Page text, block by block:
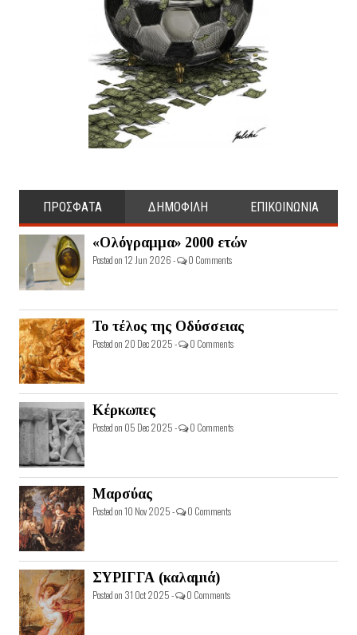
ΠΡΟΣΦΑΤΑ ΔΗΜΟΦΙΛΗ ΕΠΙΚΟΙΝΩΝΙΑ
«Ολόγραμμα» 2000 ετών
Posted on 12 Jun 2026 - 0 Comments
Το τέλος της Οδύσσειας
Posted on 20 Dec 2025 - 0 Comments
Κέρκωπες
Posted on 05 Dec 2025 - 0 Comments
Μαρσύας
Posted on 10 Nov 2025 - 0 Comments
ΣΥΡΙΓΓΑ (καλαμιά)
Posted on 31 Oct 2025 - 0 Comments